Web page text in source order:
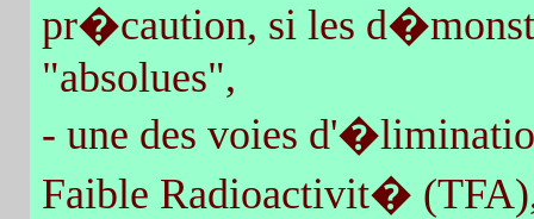
pr�caution, si les
"absolues",
- une des voies
Faible Radioactivit�